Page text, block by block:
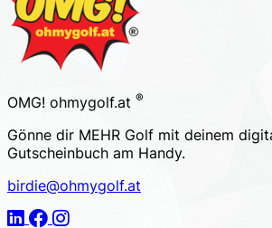
OMG! ohmygolf.at ®
Gönne dir MEHR Golf mit deinem
Gutscheinbuch am Handy.
birdie@ohmygolf.at
LinkedIn
Facebook
Instagram